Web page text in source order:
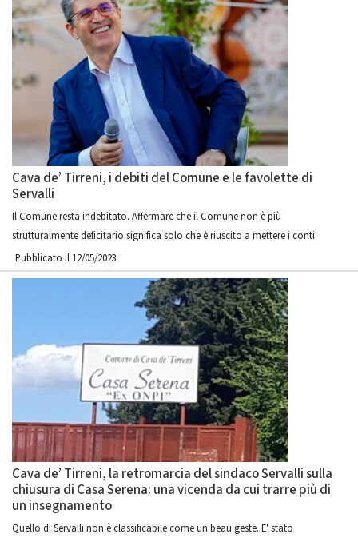
Cava de’ Tirreni, i debiti del Comune e le favolette di
Servalli
Il Comune resta indebitato. Affermare che il Comune non è più
strutturalmente deficitario significa solo che è riuscito a mettere i conti
Pubblicato il 12/05/2023
Cava de’ Tirreni, la retromarcia del sindaco Servalli sulla
chiusura di Casa Serena: una vicenda da cui trarre più di
un insegnamento
Quello di Servalli non è classificabile come un beau geste. E' stato